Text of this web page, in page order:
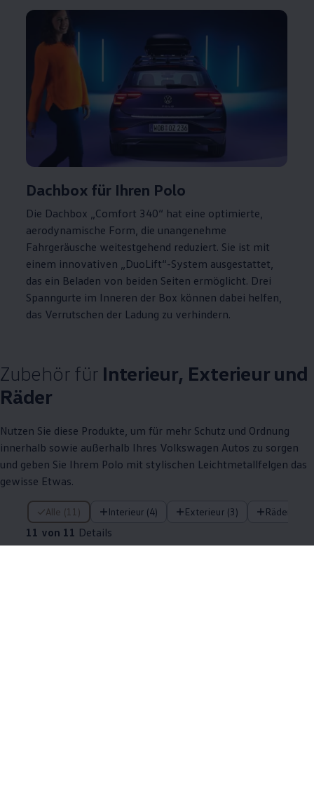
Dachbox für Ihren Polo
Die Dachbox „Comfort 340“ hat eine optimierte,
aerodynamische Form, die unangenehme
Fahrgeräusche weitestgehend reduziert. Sie ist mit
einem innovativen „DuoLift“-System ausgestattet,
das ein Beladen von beiden Seiten ermöglicht. Drei
Spanngurte im Inneren der Box können dabei helfen,
das Verrutschen der Ladung zu verhindern.
Zubehörfür Interieur, Exterieur und
Räder
Nutzen Sie diese Produkte, um für mehr Schutz und Ordnung
innerhalb sowie außerhalb Ihres Volkswagen Autos zu sorgen
und geben Sie Ihrem Polo mit stylischen Leichtmetallfelgen das
gewisse Etwas.
Alle (11) Interieur (4) Exterieur (3) Räder (4)
11 von 11 Details
11 von 11 Details